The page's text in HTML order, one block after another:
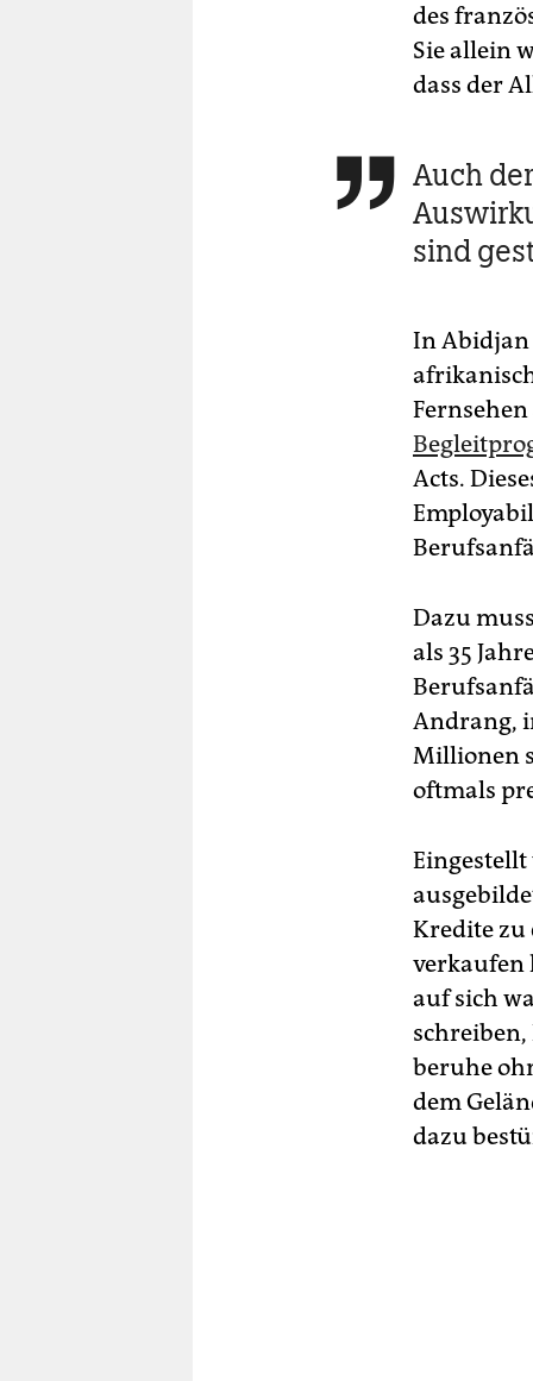
des
Sie allein
dass der
 Auch
sind
In Abidjan
Acts.
Dazu
als 35
Andrang,
Millionen
oftmals
Kredite zu
verkaufen
auf sich
beruhe
dem
dazu